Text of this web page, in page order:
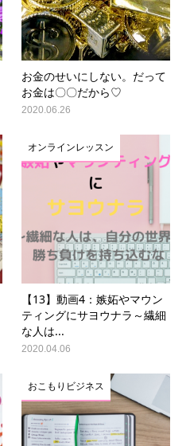
お金のせいにしない。だって
お金は〇〇だから♡
2020.06.26
オンラインレッスン
【13】動画4：嫉妬やマウン
ティングにサヨウナラ～繊細
な人は...
2020.04.06
おこもりビジネス